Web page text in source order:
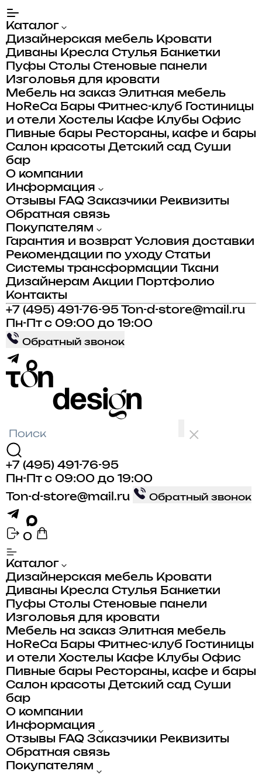
Каталог
Дизайнерская мебель Кровати
Диваны Кресла Стулья Банкетки
Пуфы Столы Стеновые панели
Изголовья для кровати
Мебель на заказ Элитная мебель
HoReCa Бары Фитнес-клуб
Гостиницы
и отели Хостелы Кафе Клубы Офис
Пивные бары Рестораны, кафе и бары
Салон красоты Детский сад Суши
бар
О компании
Информация
Отзывы FAQ Заказчики Реквизиты
Обратная связь
Покупателям
Гарантия и возврат Условия доставки
Рекомендации по уходу Статьи
Системы трансформации
Ткани
Дизайнерам Акции
Портфолио
Контакты
+7 (495) 491-76-95
Ton-d-store@mail.ru
Пн-Пт с 09:00 до 19:00
Обратный звонок
+7 (495) 491-76-95
Пн-Пт с 09:00 до 19:00
Ton-d-store@mail.ru
Обратный звонок
0
Каталог
Дизайнерская мебель Кровати
Диваны Кресла Стулья Банкетки
Пуфы Столы Стеновые панели
Изголовья для кровати
Мебель на заказ Элитная мебель
HoReCa Бары Фитнес-клуб
Гостиницы
и отели Хостелы Кафе Клубы Офис
Пивные бары Рестораны, кафе и бары
Салон красоты Детский сад Суши
бар
О компании
Информация
Отзывы FAQ Заказчики Реквизиты
Обратная связь
Покупателям